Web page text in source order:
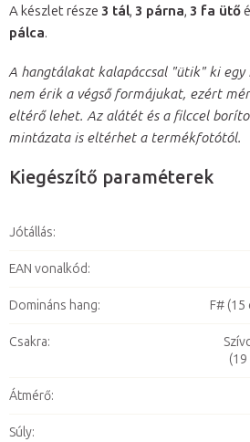
A készlet része 3 tál, 3 párna, 3 fa ütő
pálca.
A hangtálakat kalapáccsal "ütik" ki
nem érik a végső formájukat, ezért
eltérő lehet. Az alátét és a filccel
mintázata is eltérhet a termékfotótól.
Kiegészítő paraméterek
Jótállás:
EAN vonalkód:
Domináns hang: F# (15
Csakra:
Átmérő:
Súly: